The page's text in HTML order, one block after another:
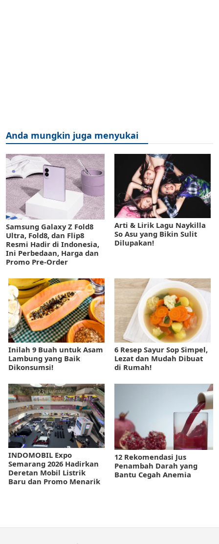
Anda mungkin juga menyukai
Samsung Galaxy Z Fold8
Ultra, Fold8, dan Flip8
Resmi Hadir di Indonesia,
Ini Perbedaan, Harga dan
Promo Pre-Order
Arti & Lirik Lagu Naykilla
So Asu yang Bikin Sulit
Dilupakan!
Inilah 9 Buah untuk Asam
Lambung yang Baik
Dikonsumsi!
6 Resep Sayur Sop Simpel,
Lezat dan Mudah Dibuat
di Rumah!
INDOMOBIL Expo
Semarang 2026 Hadirkan
Deretan Mobil Listrik
Baru dan Promo Menarik
12 Rekomendasi Jus
Penambah Darah yang
Bantu Cegah Anemia